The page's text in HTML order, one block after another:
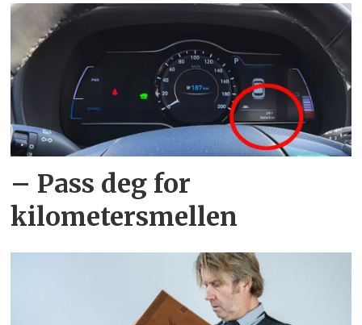
– Pass deg for
kilometersmellen